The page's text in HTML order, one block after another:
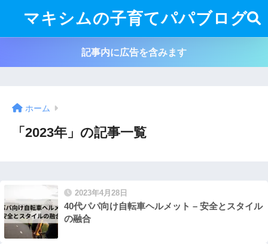
マキシムの子育てパパブログ
記事内に広告を含みます
ホーム
「2023年」の記事一覧
2023年4月28日
40代パパ向け自転車ヘルメット – 安全とスタイル
の融合